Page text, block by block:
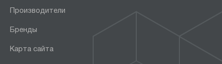
Производители
Бренды
Карта сайта